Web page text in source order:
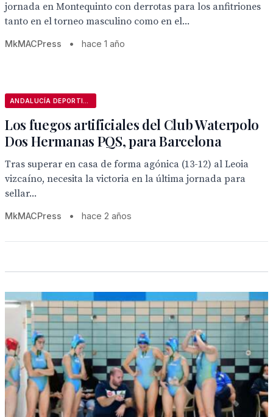
jornada en Montequinto con derrotas para los anfitriones
tanto en el torneo masculino como en el...
MkMACPress • hace 1 año
Los fuegos artificiales del Club Waterpolo
Dos Hermanas PQS, para Barcelona
Tras superar en casa de forma agónica (13-12) al Leoia
vizcaíno, necesita la victoria en la última jornada para
sellar...
MkMACPress • hace 2 años